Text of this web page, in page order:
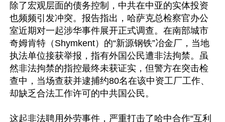
除了宏观层面的债务控制，中共在中亚的实体投资
也频频引发冲突。报告指出，哈萨克总检察官办公
室近期对一起涉华事件展开正式调查。在南部城市
奇姆肯特（Shymkent）的“新源钢铁”冶金厂，当地
执法单位接获举报，指有外国公民遭非法拘禁。虽
然非法拘禁的指控最终未获证实，但警方在突击检
查中，当场查获并逮捕约80名在该中资工厂工作、
却缺乏合法工作许可的中共国公民。
这起非法聘用外劳事件，严重打击了哈中合作“互利